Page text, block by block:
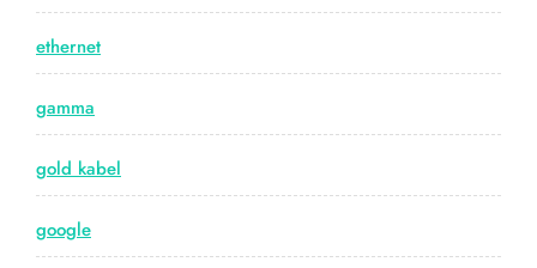
ethernet
gamma
gold kabel
google